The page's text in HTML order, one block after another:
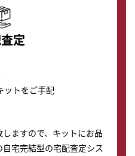
定
ットをご手配
ますので、キットにお品
宅完結型の宅配査定シス